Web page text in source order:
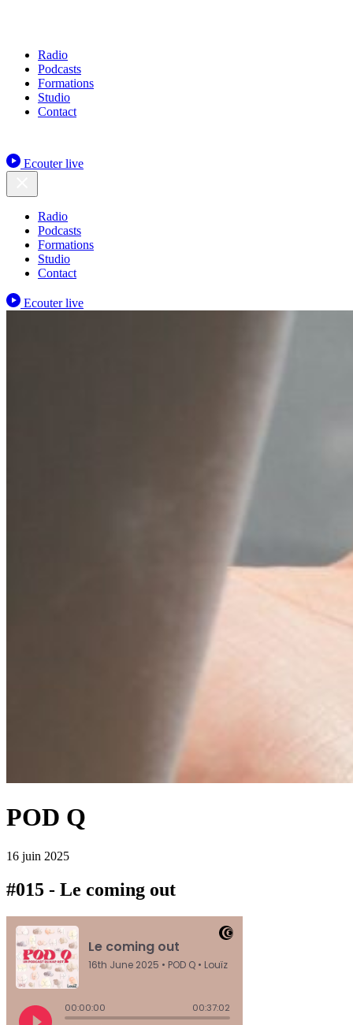
Radio
Podcasts
Formations
Studio
Contact
Ecouter live
Radio
Podcasts
Formations
Studio
Contact
Ecouter live
POD Q
16 juin 2025
#015 - Le coming out